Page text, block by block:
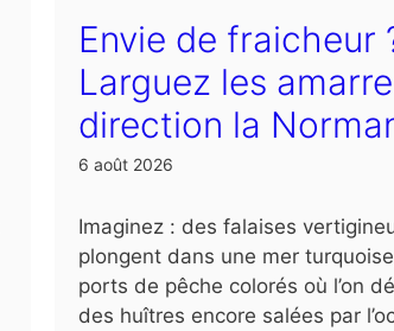
Envie de fraicheur
Larguez les
direction la
6 août 2026
Imaginez : des falaises
plongent dans une mer
ports de pêche colorés où l’on
des huîtres encore salées par